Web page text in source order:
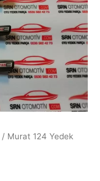
/ Murat 124 Yedek